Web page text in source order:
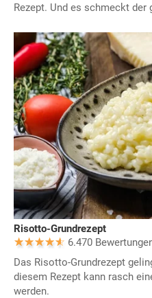
Rezept. Und es schmeckt der
Risotto-Grundrezept
6.470
Das Risotto-Grundrezept
diesem Rezept kann rasch
werden.